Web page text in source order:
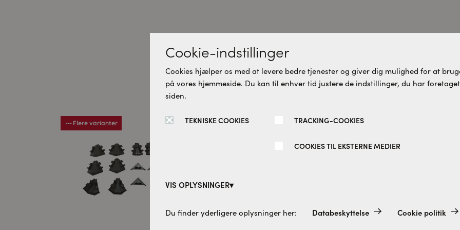
Cookie-indstillinger
Cookies hjælper os med at levere bedre tjenester og giver dig mulighed for at
på vores hjemmeside. Du kan til enhver tid justere de indstillinger, du har
siden.
TEKNISKE COOKIES TRACKING-COOKIES
COOKIES TIL EKSTERNE MEDIER
VIS OPLYSNINGER
Tekniske cookies:
Disse cookies er altid aktiveret, da de er absolut nødvendige for de
Du finder yderligere oplysninger her: Databeskyttelse Cookie politik
Du vil måske også synes om
Flere varianter Flere varianter